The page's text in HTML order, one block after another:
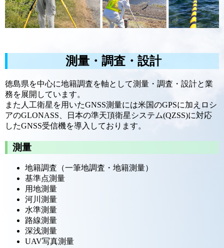
測量・調査・設計
徳島県を中心に地籍調査を軸として測量・調査・設計と業
務を展開しています。
また人工衛星を用いたGNSS測量には米国のGPSに加えロシ
アのGLONASS、日本の準天頂衛星システム(QZSS)に対応
したGNSS受信機を導入しております。
測量
地籍調査（一筆地調査・地籍測量）
基準点測量
用地測量
河川測量
水準測量
路線測量
深浅測量
UAV写真測量